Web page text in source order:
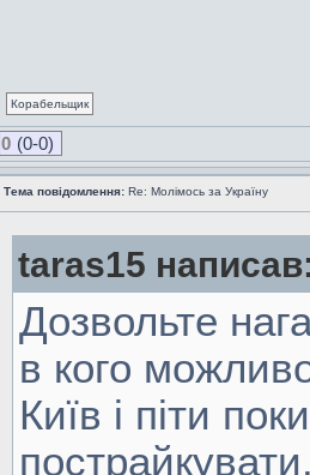
Корабельщик
0 (0-0)
Тема повідомлення: Re: Молімось за Україну
taras15
Дозвольте
в кого
Київ і піти